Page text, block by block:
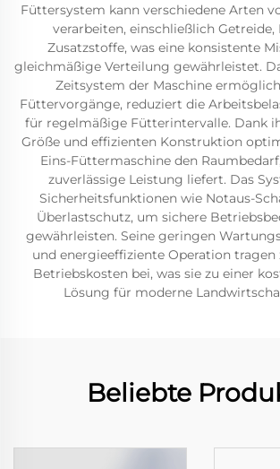
Füttersystem kann verschiedene Arten
verarbeiten, einschließlich Getreide,
Zusatzstoffe, was eine konsistente
gleichmäßige Verteilung gewährleistet.
Zeitsystem der Maschine
Füttervorgänge, reduziert die
für regelmäßige Fütterintervalle. Dank
Größe und effizienten Konstruktion
Eins-Füttermaschine den
zuverlässige Leistung liefert. Das
Sicherheitsfunktionen wie Notaus-
Überlastschutz, um sichere
gewährleisten. Seine geringen
und energieeffiziente Operation tragen
Betriebskosten bei, was sie zu einer
Lösung für moderne
Beliebte